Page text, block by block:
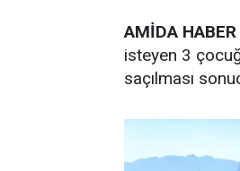
AMİDA HABER
isteyen 3
saçılması